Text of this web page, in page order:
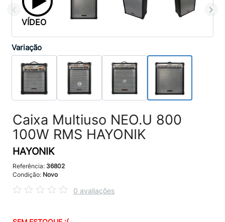
VÍDEO
Variação
Caixa Multiuso NEO.U 800
100W RMS HAYONIK
HAYONIK
Referência: 36802
Condição: Novo
0 avaliações